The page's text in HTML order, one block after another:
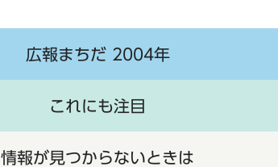
広報まちだ 2004年
これにも注目
情報が見つからないときは